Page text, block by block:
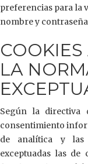
preferencias para la
nombre y
LA
Según la directiva
consentimiento
de analítica y las
exceptuadas las